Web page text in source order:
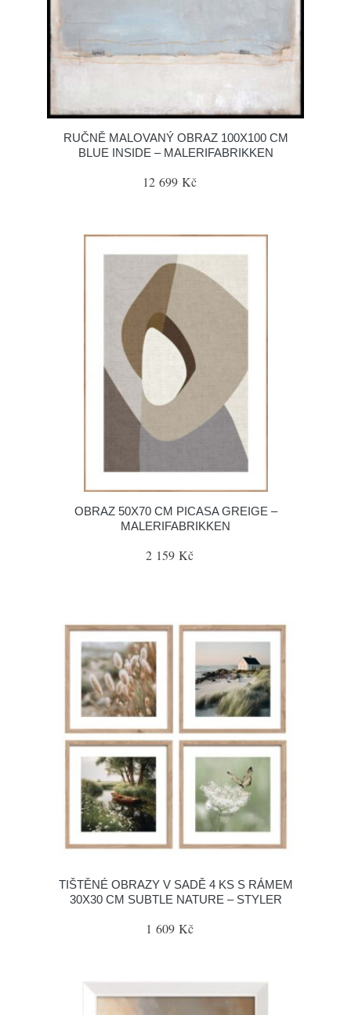
RUČNĚ MALOVANÝ OBRAZ 100X100 CM
BLUE INSIDE – MALERIFABRIKKEN
12 699 Kč
OBRAZ 50X70 CM PICASA GREIGE –
MALERIFABRIKKEN
2 159 Kč
TIŠTĚNÉ OBRAZY V SADĚ 4 KS S RÁMEM
30X30 CM SUBTLE NATURE – STYLER
1 609 Kč